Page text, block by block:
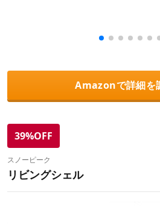
Amazonで詳細を
39%OFF
スノーピーク
リビングシェル